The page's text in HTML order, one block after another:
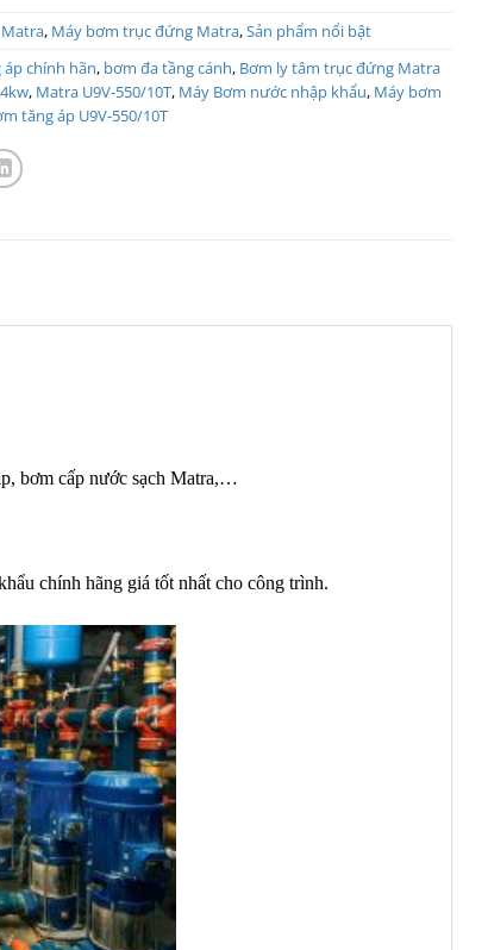
, Máy bơm trục đứng Matra,Sản phẩm nổi bật
áp chính hãn, bơm đa tầng cánh, Bơm ly tâm trục đứng Matra
, Matra U9V-550/10T, Máy Bơm nước nhập khẩu, Máy bơm
tăng áp U9V-550/10T
bơm cấp nước sạch Matra,…
chính hãng giá tốt nhất cho công trình.